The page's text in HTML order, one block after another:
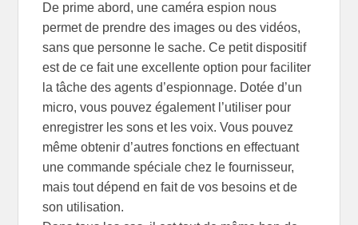
De prime abord, une caméra espion nous
permet de prendre des images ou des vidéos,
sans que personne le sache. Ce petit dispositif
est de ce fait une excellente option pour faciliter
la tâche des agents d’espionnage. Dotée d’un
micro, vous pouvez également l’utiliser pour
enregistrer les sons et les voix. Vous pouvez
même obtenir d’autres fonctions en effectuant
une commande spéciale chez le fournisseur,
mais tout dépend en fait de vos besoins et de
son utilisation.